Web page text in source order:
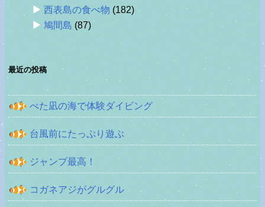
西表島の食べ物 (182)
鳩間島 (87)
最近の投稿
べた凪の海で体験ダイビング
台風前にたっぷり遊ぶ
ジャンプ最高！
コガネアジがグルグル